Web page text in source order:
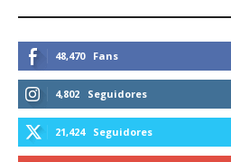
48,470 Fans
4,802 Seguidores
21,424 Seguidores